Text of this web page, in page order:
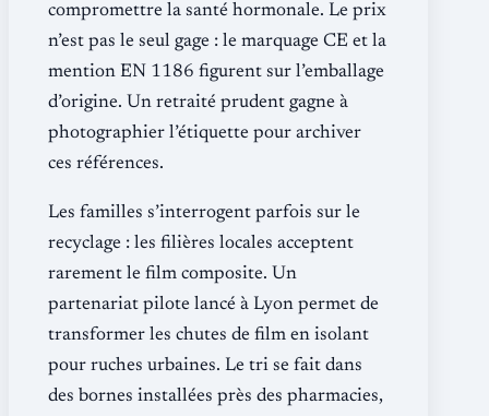
compromettre la santé hormonale. Le prix
n’est pas le seul gage : le marquage CE et la
mention EN 1186 figurent sur l’emballage
d’origine. Un retraité prudent gagne à
photographier l’étiquette pour archiver
ces références.
Les familles s’interrogent parfois sur le
recyclage : les filières locales acceptent
rarement le film composite. Un
partenariat pilote lancé à Lyon permet de
transformer les chutes de film en isolant
pour ruches urbaines. Le tri se fait dans
des bornes installées près des pharmacies,